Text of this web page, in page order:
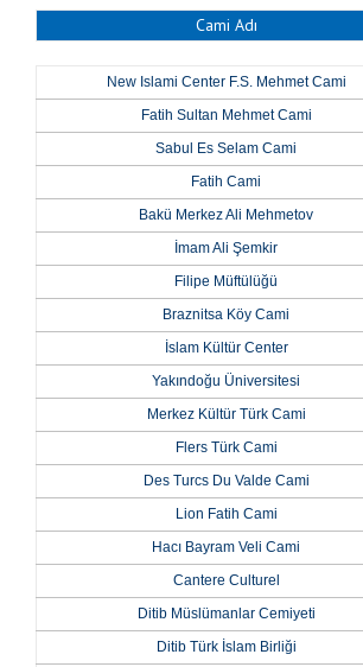
Cami Adı
New Islami Center F.S. Mehmet Cami
Fatih Sultan Mehmet Cami
Sabul Es Selam Cami
Fatih Cami
Bakü Merkez Ali Mehmetov
İmam Ali Şemkir
Filipe Müftülüğü
Braznitsa Köy Cami
İslam Kültür Center
Yakındoğu Üniversitesi
Merkez Kültür Türk Cami
Flers Türk Cami
Des Turcs Du Valde Cami
Lion Fatih Cami
Hacı Bayram Veli Cami
Cantere Culturel
Ditib Müslümanlar Cemiyeti
Ditib Türk İslam Birliği